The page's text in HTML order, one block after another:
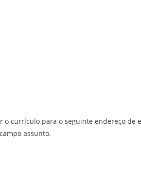
o currículo para o seguinte endereço de
assunto.